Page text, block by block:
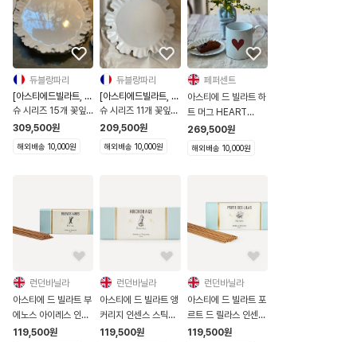
듀블랑파리
[아스티에드빌라트, 해
외직구]
슈 시리즈 15개 꽃잎
접시 - ASPCHO5
309,500원
해외배송 10,000원
듀블랑파리
[아스티에드빌라트, 해
외직구]
슈 시리즈 11개 꽃잎접
시 - ASPCHO3
209,500원
해외배송 10,000원
페퍼센트
아스티에 드 빌라트 하
트 머그 HEART
MUG P-27105
269,500원
해외배송 10,000원
런던바닐라
아스티에 드 빌라트 부
에노스 아이레스 인센
스 스틱 125개입
119,500원
런던바닐라
아스티에 드 빌라트 앵
커리지 인센스 스틱
125개입
119,500원
런던바닐라
아스티에 드 빌라트 포
르트 드 릴라스 인센스
스틱 125개입
119,500원